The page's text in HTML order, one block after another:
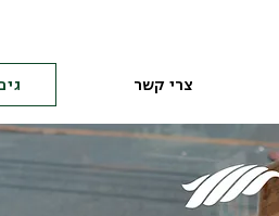
צרי קשר